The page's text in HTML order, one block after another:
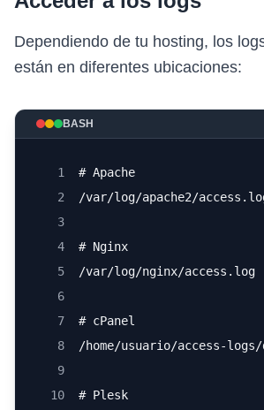
Dependiendo de tu hosting, los
están en diferentes ubicaciones:
BASH
1
# Apache
2
/var/log/apache2/
3
4
# Nginx
5
/var/log/nginx/access.log
6
7
# cPanel
8
/home/usuario/access-logs/
9
10
# Plesk